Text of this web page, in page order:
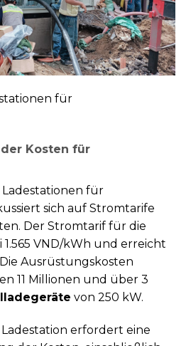
für
Kosten für
Ladestationen für
sich auf Stromtarife
Der Stromtarif für die
VND/kWh und erreicht
Ausrüstungskosten
11 Millionen und über 3
von 250 kW.
erfordert eine